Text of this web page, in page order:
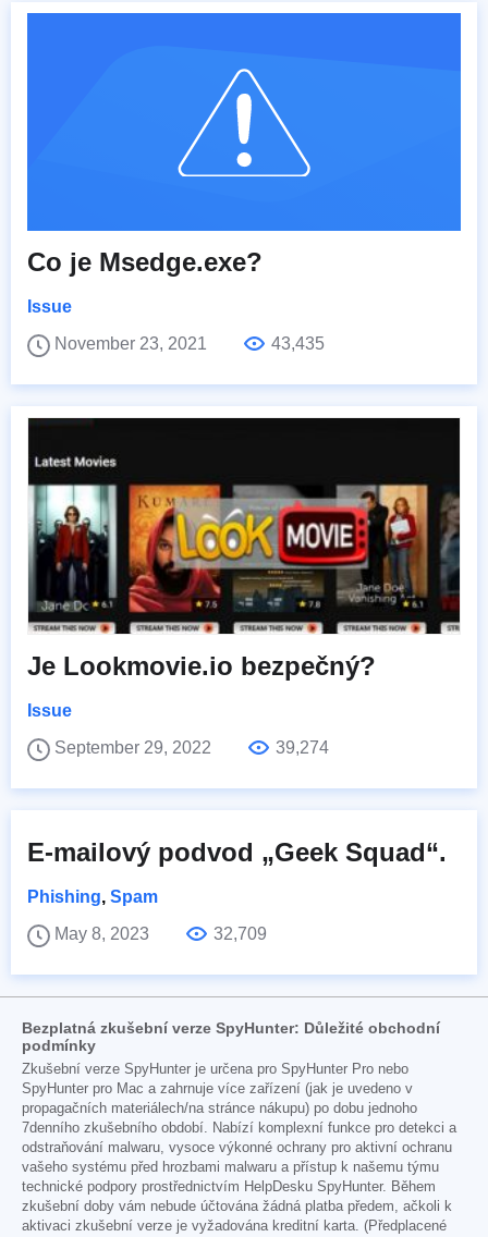
Co je Msedge.exe?
Issue
November 23, 2021
43,435
Je Lookmovie.io bezpečný?
Issue
September 29, 2022
39,274
E-mailový podvod „Geek Squad“.
Phishing, Spam
May 8, 2023
32,709
Bezplatná zkušební verze SpyHunter: Důležité obchodní
podmínky
Zkušební verze SpyHunter je určena pro SpyHunter Pro nebo
SpyHunter pro Mac a zahrnuje více zařízení (jak je uvedeno v
propagačních materiálech/na stránce nákupu) po dobu jednoho
7denního zkušebního období. Nabízí komplexní funkce pro detekci a
odstraňování malwaru, vysoce výkonné ochrany pro aktivní ochranu
vašeho systému před hrozbami malwaru a přístup k našemu týmu
technické podpory prostřednictvím HelpDesku SpyHunter. Během
zkušební doby vám nebude účtována žádná platba předem, ačkoli k
aktivaci zkušební verze je vyžadována kreditní karta. (Předplacené